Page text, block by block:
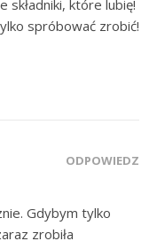
które lubię!
spróbować zrobić!
ODPOWIEDZ
Gdybym tylko
zrobiła